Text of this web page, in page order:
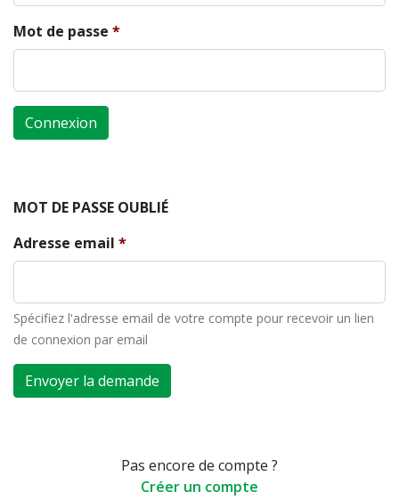
Mot de passe
Connexion
MOT DE PASSE OUBLIÉ
Adresse email
Spécifiez l'adresse email de votre compte pour recevoir un lien
de connexion par email
Envoyer la demande
Pas encore de compte ?
Créer un compte